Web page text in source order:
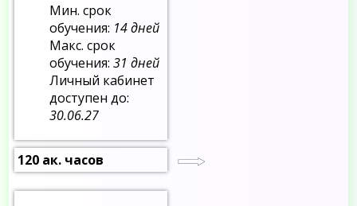
Мин. срок
обучения: 14 дней
Макс. срок
обучения:31 дней
Личный кабинет
доступен до:
30.06.27
120 ак. часов